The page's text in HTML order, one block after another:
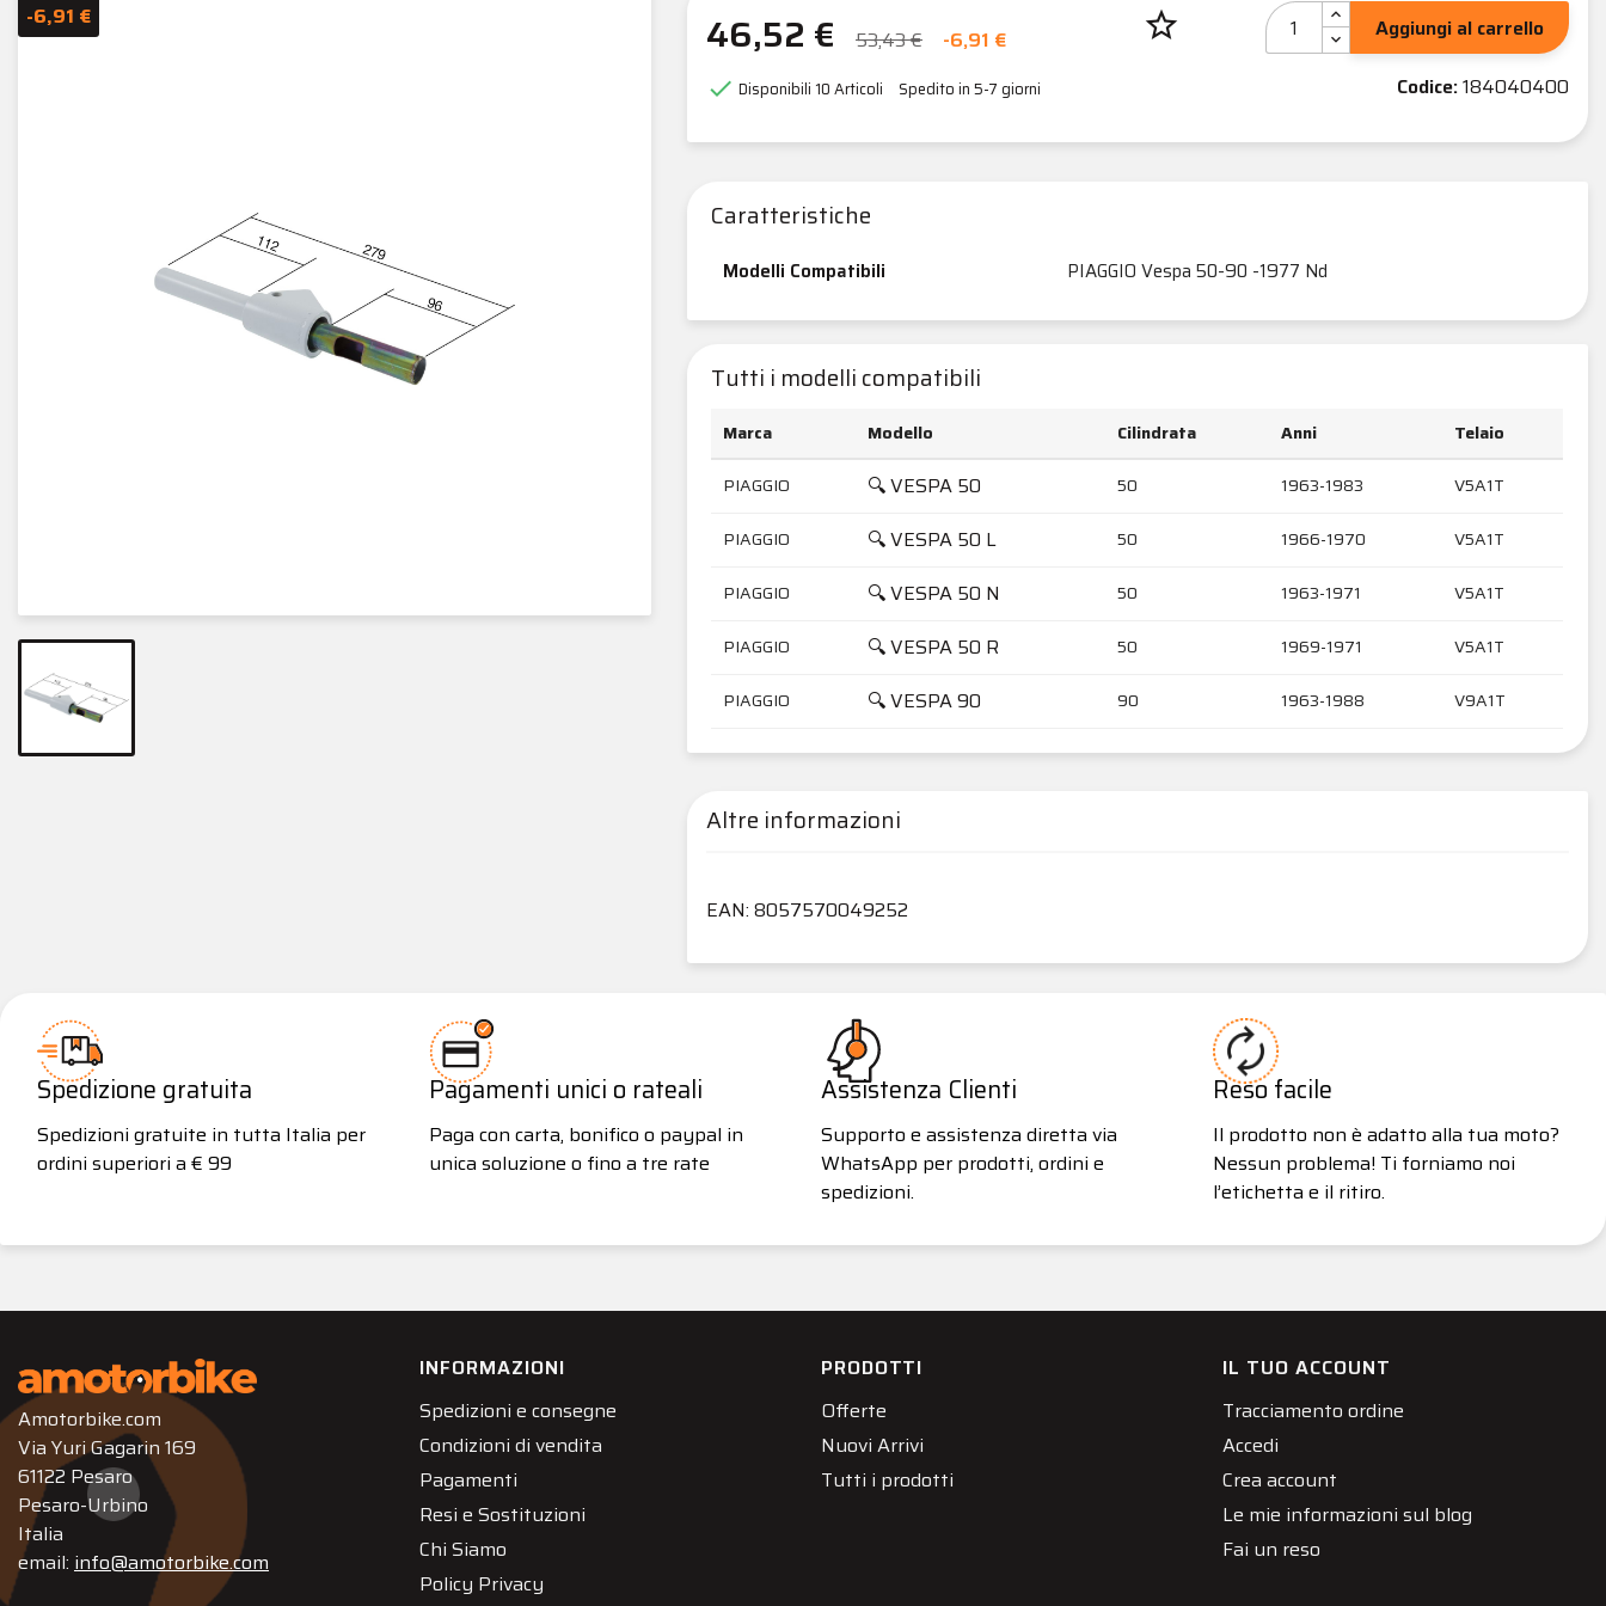
-6,91 € 46,52 € 53,43 € -6,91 €
 Disponibili 10 Articoli Spedito in 5-7 giorni
star_border
Aggiungi al carrello
Codice:184040400
Caratteristiche
Modelli Compatibili PIAGGIO Vespa 50-90 -1977 Nd
Tutti i modelli compatibili
Marca Modello Cilindrata Anni
Telaio
PIAGGIO
🔍 VESPA 50 50 1963-1983 V5A1T
PIAGGIO 🔍 VESPA 50 L 50 1966-1970 V5A1T
PIAGGIO 🔍 VESPA 50 N 50 1963-1971 V5A1T
PIAGGIO 🔍 VESPA 50 R 50 1969-1971 V5A1T
PIAGGIO 🔍 VESPA 90 90 1963-1988 V9A1T
Altre informazioni
EAN: 8057570049252
Spedizione gratuita
Spedizioni gratuite in tutta Italia per
ordini superiori a € 99
Pagamenti unici o rateali
Paga con carta, bonifico o paypal in
unica soluzione o fino a tre rate
Assistenza Clienti
Supporto e assistenza diretta via
WhatsApp per prodotti, ordini e
spedizioni.
Reso facile
Il prodotto non è adatto alla tua moto?
Nessun problema! Ti forniamo noi
l’etichetta e il ritiro.
Amotorbike.com
Via Yuri Gagarin 169
61122 Pesaro
Pesaro-Urbino
Italia
email: info@amotorbike.com
INFORMAZIONI
Spedizioni e consegne
Condizioni di vendita
Pagamenti
Resi e Sostituzioni
Chi Siamo
Policy Privacy
PRODOTTI
Offerte
Nuovi Arrivi
Tutti i prodotti
IL TUO ACCOUNT
Tracciamento ordine
Accedi
Crea account
Le mie informazioni sul blog
Fai un reso